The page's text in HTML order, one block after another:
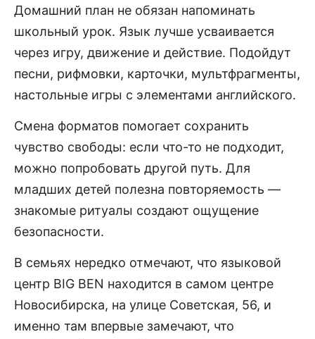
Домашний план не обязан напоминать
школьный урок. Язык лучше усваивается
через игру, движение и действие. Подойдут
песни, рифмовки, карточки, мультфрагменты,
настольные игры с элементами английского.
Смена форматов помогает сохранить
чувство свободы: если что-то не подходит,
можно попробовать другой путь. Для
младших детей полезна повторяемость —
знакомые ритуалы создают ощущение
безопасности.
В семьях нередко отмечают, что языковой
центр BIG BEN находится в самом центре
Новосибирска, на улице Советская, 56, и
именно там впервые замечают, что